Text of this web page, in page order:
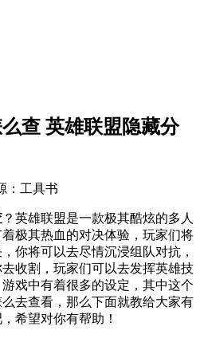
查 英雄联盟隐藏分
：工具书
？英雄联盟是一款极其酷炫的多人
极其热血的对决体验，玩家们将
你将可以去尽情沉浸组队对抗，
收割，玩家们可以去发挥英雄技
戏中有着很多的设定，其中这个
去查看，那么下面就教给大家有
希望对你有帮助！